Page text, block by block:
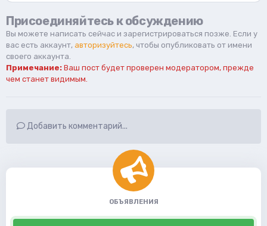
Присоединяйтесь к обсуждению
Вы можете написать сейчас и зарегистрироваться позже. Если у
вас есть аккаунт, авторизуйтесь, чтобы опубликовать от имени
своего аккаунта.
Примечание: Ваш пост будет проверен модератором, прежде
чем станет видимым.
Добавить комментарий...
ОБЪЯВЛЕНИЯ